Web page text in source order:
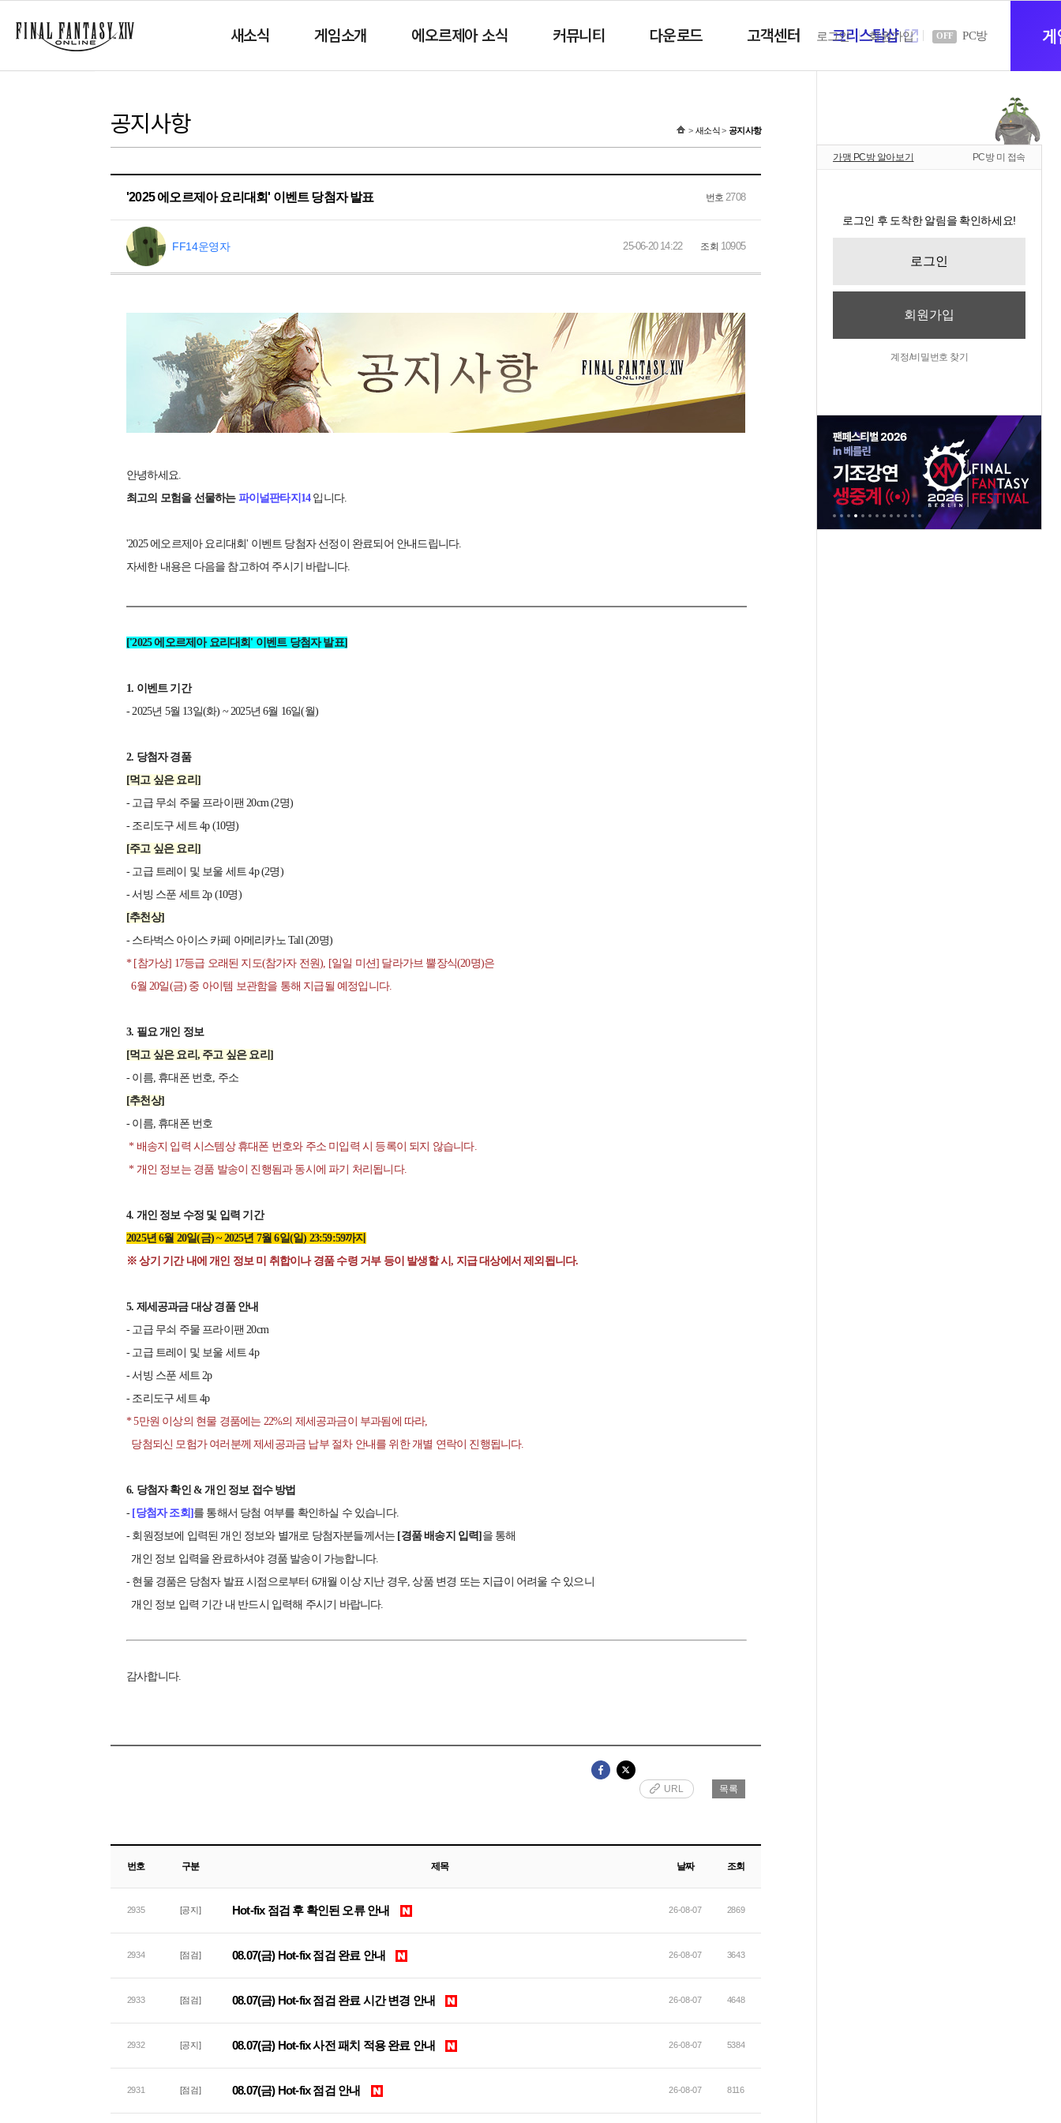
새소식 게임소개 에오르제아 소식 커뮤니티 다운로드 고객센터 크리스탈샵새
로그인 회원가입 OFF PC방
공지사항 새소식 공지사항
'2025 에오르제아 요리대회' 이벤트 당첨자 발표 번호 2708
FF14운영자 25-06-20 14:22 조회 10905
안녕하세요.
최고의 모험을 선물하는 파이널판타지14 입니다.
'2025 에오르제아 요리대회' 이벤트 당첨자 선정이 완료되어 안내드립니다.
자세한 내용은 다음을 참고하여 주시기 바랍니다.
['2025 에오르제아 요리대회' 이벤트 당첨자 발표]
1. 이벤트 기간
- 2025년 5월 13일(화) ~ 2025년 6월 16일(월)
2. 당첨자 경품
[먹고 싶은 요리]
- 고급 무쇠 주물 프라이팬 20cm (2명)
- 조리도구 세트 4p (10명)
[주고 싶은 요리]
- 고급 트레이 및 보울 세트 4p (2명)
- 서빙 스푼 세트 2p (10명)
[추천상]
- 스타벅스 아이스 카페 아메리카노 Tall (20명)
* [참가상] 17등급 오래된 지도(참가자 전원), [일일 미션] 달라가브 뿔장식(20명)은
6월 20일(금) 중 아이템 보관함을 통해 지급될 예정입니다.
3. 필요 개인 정보
[먹고 싶은 요리, 주고 싶은 요리]
- 이름, 휴대폰 번호, 주소
[추천상]
- 이름, 휴대폰 번호
* 배송지 입력 시스템상 휴대폰 번호와 주소 미입력 시 등록이 되지 않습니다.
* 개인 정보는 경품 발송이 진행됨과 동시에 파기 처리됩니다.
4. 개인 정보 수정 및 입력 기간
2025년 6월 20일(금) ~ 2025년 7월 6일(일) 23:59:59까지
※ 상기 기간 내에 개인 정보 미 취합이나 경품 수령 거부 등이 발생할 시, 지급 대상에서 제외됩니다.
5. 제세공과금 대상 경품 안내
- 고급 무쇠 주물 프라이팬 20cm
- 고급 트레이 및 보울 세트 4p
- 서빙 스푼 세트 2p
- 조리도구 세트 4p
* 5만원 이상의 현물 경품에는 22%의 제세공과금이 부과됨에 따라,
당첨되신 모험가 여러분께 제세공과금 납부 절차 안내를 위한 개별 연락이 진행됩니다.
6. 당첨자 확인 & 개인 정보 접수 방법
- [당첨자 조회] 를 통해서 당첨 여부를 확인하실 수 있습니다.
- 회원정보에 입력된 개인 정보와 별개로 당첨자분들께서는 [경품 배송지 입력] 을 통해
개인 정보 입력을 완료하셔야 경품 발송이 가능합니다.
- 현물 경품은 당첨자 발표 시점으로부터 6개월 이상 지난 경우, 상품 변경 또는 지급이 어려울 수 있으니
개인 정보 입력 기간 내 반드시 입력해 주시기 바랍니다.
감사합니다.
URL
번호 구분 제목 날짜 조회
2935 [공지] Hot-fix 점검 후 확인된 오류 안내 26-08-07 2869
2934 [점검] 08.07(금) Hot-fix 점검 완료 안내 26-08-07 3643
2933 [점검] 08.07(금) Hot-fix 점검 완료 시간 변경 안내 26-08-07 4648
2932 [공지] 08.07(금) Hot-fix 사전 패치 적용 완료 안내 26-08-07 5384
2931 [점검] 08.07(금) Hot-fix 점검 안내 26-08-07 8116
가맹 PC방 알아보기 PC방 미 접속
로그인 후 도착한 알림을 확인하세요!
로그인
회원가입
계정/비밀번호 찾기